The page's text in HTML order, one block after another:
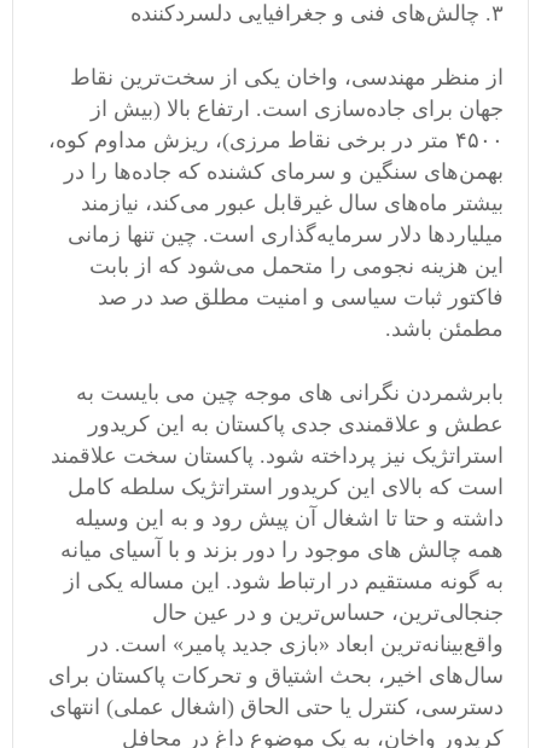
۳. چالش‌های فنی و جغرافیایی دلسردکننده
از منظر مهندسی، واخان یکی از سخت‌ترین نقاط
جهان برای جاده‌سازی است. ارتفاع بالا (بیش از
۴۵۰۰ متر در برخی نقاط مرزی)، ریزش مداوم کوه،
بهمن‌های سنگین و سرمای کشنده که جاده‌ها را در
بیشتر ماه‌های سال غیرقابل عبور می‌کند، نیازمند
میلیاردها دلار سرمایه‌گذاری است. چین تنها زمانی
این هزینه نجومی را متحمل می‌شود که از بابت
فاکتور ثبات سیاسی و امنیت مطلق صد در صد
مطمئن باشد.
بابرشمردن نگرانی های موجه چین می بایست به
عطش و علاقمندی جدی پاکستان به این کریدور
استراتژیک نیز پرداخته شود. پاکستان سخت علاقمند
است که بالای این کریدور استراتژیک سلطه کامل
داشته و حتا تا اشغال آن پیش رود و به این وسیله
همه چالش های موجود را دور بزند و با آسیای میانه
به گونه مستقیم در ارتباط شود. این مساله یکی از
جنجالی‌ترین، حساس‌ترین و در عین حال
واقع‌بینانه‌ترین ابعاد «بازی جدید پامیر» است. در
سال‌های اخیر، بحث اشتیاق و تحرکات پاکستان برای
دسترسی، کنترل یا حتی الحاق (اشغال عملی) انتهای
کریدور واخان، به یک موضوع داغ در محافل